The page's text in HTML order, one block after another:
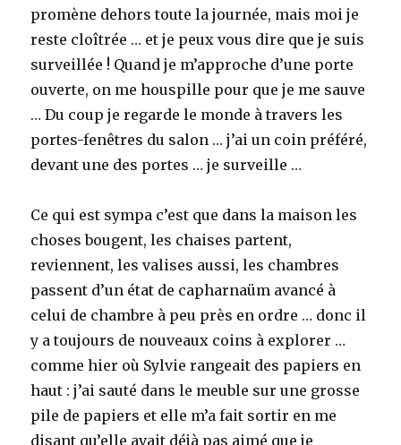
promène dehors toute la journée, mais moi je
reste cloîtrée … et je peux vous dire que je suis
surveillée ! Quand je m’approche d’une porte
ouverte, on me houspille pour que je me sauve
… Du coup je regarde le monde à travers les
portes-fenêtres du salon … j’ai un coin préféré,
devant une des portes … je surveille …
Ce qui est sympa c’est que dans la maison les
choses bougent, les chaises partent,
reviennent, les valises aussi, les chambres
passent d’un état de capharnaüm avancé à
celui de chambre à peu près en ordre … donc il
y a toujours de nouveaux coins à explorer …
comme hier où Sylvie rangeait des papiers en
haut : j’ai sauté dans le meuble sur une grosse
pile de papiers et elle m’a fait sortir en me
disant qu’elle avait déjà pas aimé que je